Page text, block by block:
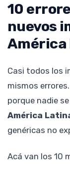
10
nuevos
Casi todos los
mismos
porque nadie
América
genéricas no
Acá van los 10